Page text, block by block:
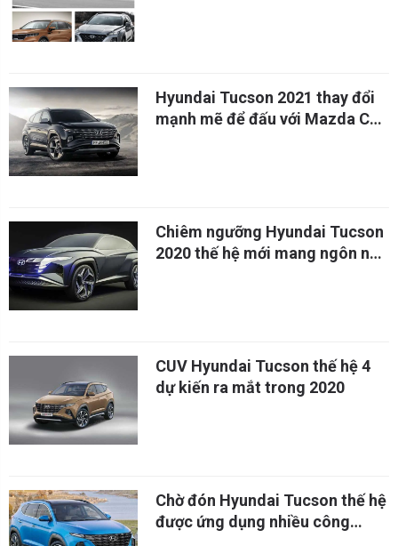
Hyundai Tucson 2021 thay đổi
mạnh mẽ để đấu với Mazda CX-
Chiêm ngưỡng Hyundai Tucson
2020 thế hệ mới mang ngôn ngữ
CUV Hyundai Tucson thế hệ 4
dự kiến ra mắt trong 2020
Chờ đón Hyundai Tucson thế hệ
được ứng dụng nhiều công